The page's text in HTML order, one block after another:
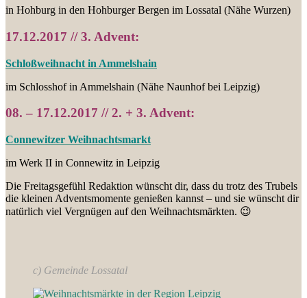
in Hohburg in den Hohburger Bergen im Lossatal (Nähe Wurzen)
17.12.2017 // 3. Advent:
Schloßweihnacht in Ammelshain
im Schlosshof in Ammelshain (Nähe Naunhof bei Leipzig)
08. – 17.12.2017 // 2. + 3. Advent:
Connewitzer Weihnachtsmarkt
im Werk II in Connewitz in Leipzig
Die Freitagsgefühl Redaktion wünscht dir, dass du trotz des Trubels
die kleinen Adventsmomente genießen kannst – und sie wünscht dir
natürlich viel Vergnügen auf den Weihnachtsmärkten. 😉
c) Gemeinde Lossatal